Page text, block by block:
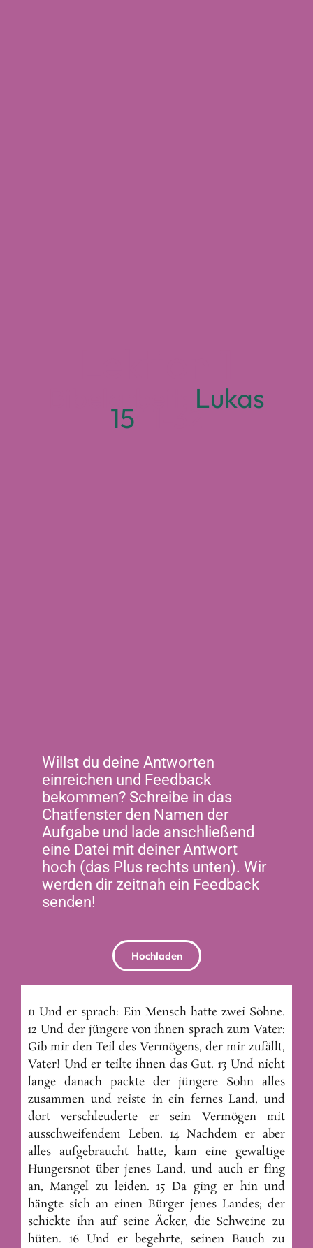
Lukas
15 :11-32
Willst du deine Antworten
einreichen und Feedback
bekommen? Schreibe in das
Chatfenster den Namen der
Aufgabe und lade anschließend
eine Datei mit deiner Antwort
hoch (das Plus rechts unten). Wir
werden dir zeitnah ein Feedback
senden!
Hochladen
11 Und er sprach: Ein Mensch hatte zwei Söhne.
12 Und der jüngere von ihnen sprach zum Vater:
Gib mir den Teil des Vermögens, der mir zufällt,
Vater! Und er teilte ihnen das Gut. 13 Und nicht
lange danach packte der jüngere Sohn alles
zusammen und reiste in ein fernes Land, und
dort verschleuderte er sein Vermögen mit
ausschweifendem Leben. 14 Nachdem er aber
alles aufgebraucht hatte, kam eine gewaltige
Hungersnot über jenes Land, und auch er fing
an, Mangel zu leiden. 15 Da ging er hin und
hängte sich an einen Bürger jenes Landes; der
schickte ihn auf seine Äcker, die Schweine zu
hüten. 16 Und er begehrte, seinen Bauch zu